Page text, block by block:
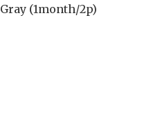
Gray (1month/2p)